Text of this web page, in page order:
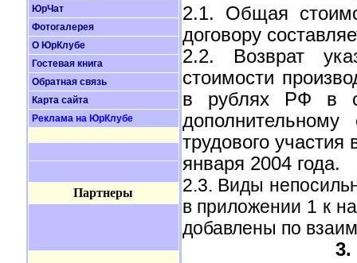
ЮрЧат
Фотогалерея
О ЮрКлубе
Гостевая книга
Обратная связь
Карта сайта
Реклама на ЮрКлубе
Партнеры
2.1. Общая
договору
2.2. Возврат
стоимости
в рублях РФ в
трудового
января 2004 года.
2.3. Виды
в приложении 1 к
добавлены по
3.